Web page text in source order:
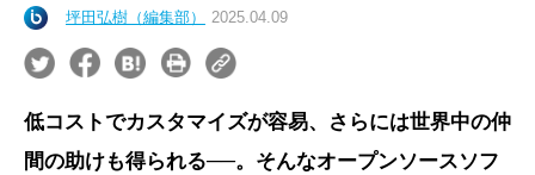
坪田弘樹（編集部） 2025.04.09
低コストでカスタマイズが容易、さらには世界中の仲
間の助けも得られる──。そんなオープンソースソフ